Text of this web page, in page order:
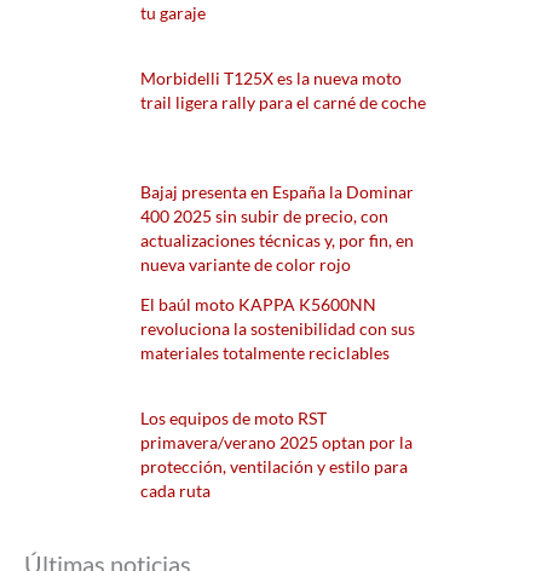
tu garaje
Morbidelli T125X es la nueva moto
trail ligera rally para el carné de coche
Bajaj presenta en España la Dominar
400 2025 sin subir de precio, con
actualizaciones técnicas y, por fin, en
nueva variante de color rojo
El baúl moto KAPPA K5600NN
revoluciona la sostenibilidad con sus
materiales totalmente reciclables
Los equipos de moto RST
primavera/verano 2025 optan por la
protección, ventilación y estilo para
cada ruta
Últimas noticias